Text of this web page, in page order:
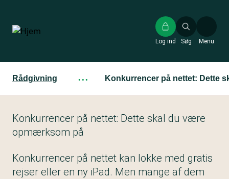
hovedindhold
Søg
Log ind Menu
Rådgivning ··· Konkurrencer på nettet: Dette
Konkurrencer på nettet: Dette skal du være
opmærksom på
Konkurrencer på nettet kan lokke med gratis
rejser eller en ny iPad. Men mange af dem